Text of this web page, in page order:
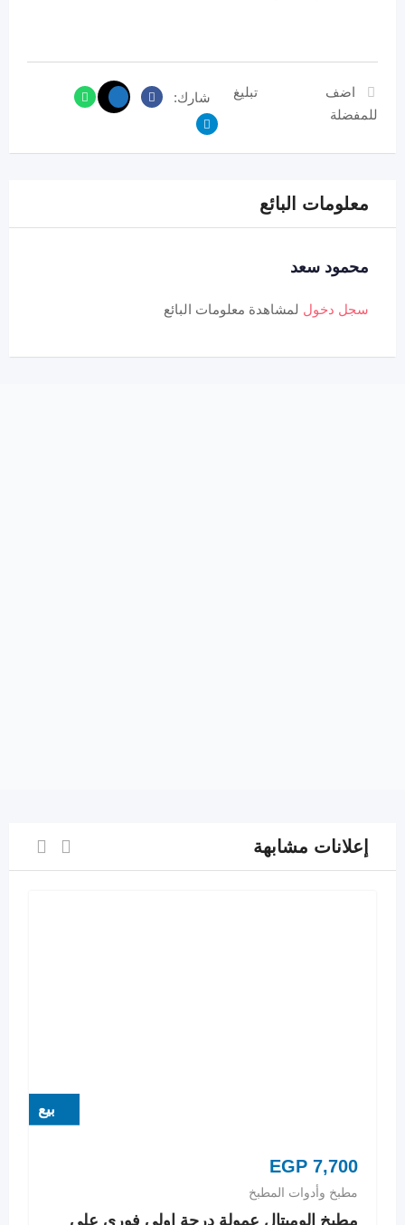
اضف
للمفضلة
تبليغ شارك:
معلومات البائع
محمود سعد
سجل دخول لمشاهدة معلومات البائع
إعلانات مشابهة
بيع
EGP 7,700
مطبخ وأدوات المطبخ
مطبخ الوميتال عمولة درجة اولى فورى على